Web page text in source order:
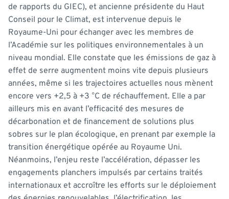
de rapports du GIEC), et ancienne présidente du Haut
Conseil pour le Climat, est intervenue depuis le
Royaume-Uni pour échanger avec les membres de
l’Académie sur les politiques environnementales à un
niveau mondial. Elle constate que les émissions de gaz à
effet de serre augmentent moins vite depuis plusieurs
années, même si les trajectoires actuelles nous mènent
encore vers +2,5 à +3 °C de réchauffement. Elle a par
ailleurs mis en avant l’efficacité des mesures de
décarbonation et de financement de solutions plus
sobres sur le plan écologique, en prenant par exemple la
transition énergétique opérée au Royaume Uni.
Néanmoins, l’enjeu reste l’accélération, dépasser les
engagements planchers impulsés par certains traités
internationaux et accroître les efforts sur le déploiement